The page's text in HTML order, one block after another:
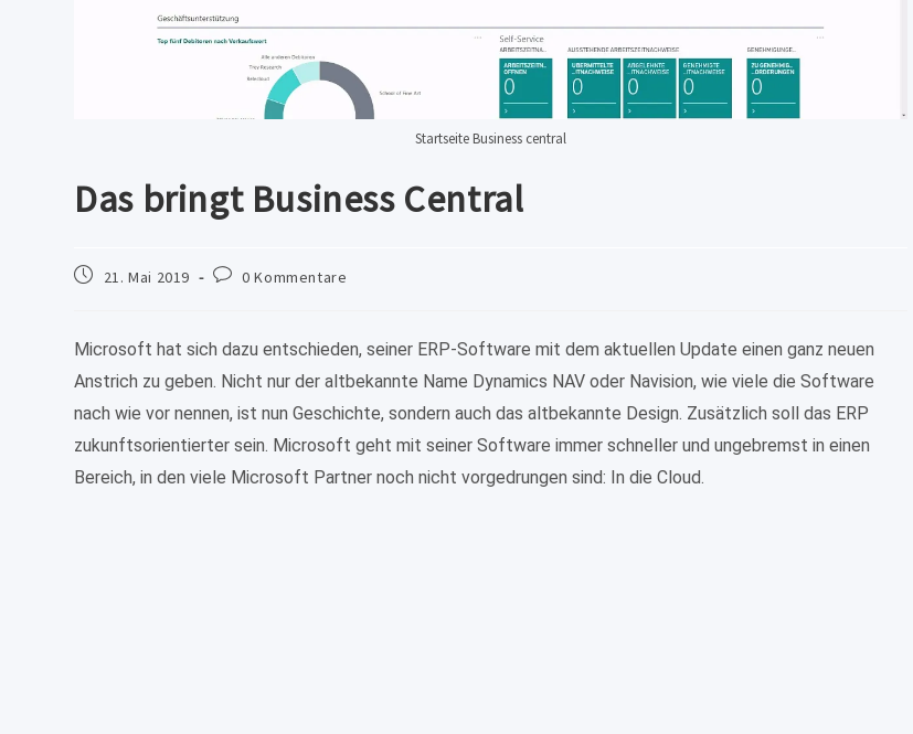
Startseite Business central
Das bringt Business Central
Beitrag21. Mai 2019
Beitrags-
0 Kommentare
Microsoft hat sich dazu entschieden, seiner ERP-Software mit dem aktuellen Update einen ganz neuen
Anstrich zu geben. Nicht nur der altbekannte Name Dynamics NAV oder Navision, wie viele die Software
nach wie vor nennen, ist nun Geschichte, sondern auch das altbekannte Design. Zusätzlich soll das ERP
zukunftsorientierter sein. Microsoft geht mit seiner Software immer schneller und ungebremst in einen
Bereich, in den viele Microsoft Partner noch nicht vorgedrungen sind: In die Cloud.